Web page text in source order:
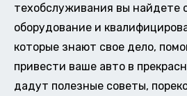
техобслуживания вы найдете
оборудование и
которые знают свое дело,
привести ваше авто в
дадут полезные советы,